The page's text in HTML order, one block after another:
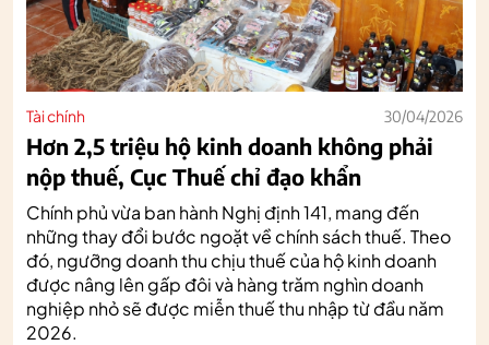
Tài chính 30/04/2026
Hơn 2,5 triệu hộ kinh doanh không phải
nộp thuế, Cục Thuế chỉ đạo khẩn
Chính phủ vừa ban hành Nghị định 141, mang đến
những thay đổi bước ngoặt về chính sách thuế. Theo
đó, ngưỡng doanh thu chịu thuế của hộ kinh doanh
được nâng lên gấp đôi và hàng trăm nghìn doanh
nghiệp nhỏ sẽ được miễn thuế thu nhập từ đầu năm
2026.